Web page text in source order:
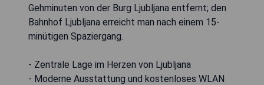
Gehminuten von der Burg Ljubljana entfernt; den
Bahnhof Ljubljana erreicht man nach einem 15-
minütigen Spaziergang.
- Zentrale Lage im Herzen von Ljubljana
- Moderne Ausstattung und kostenloses WLAN